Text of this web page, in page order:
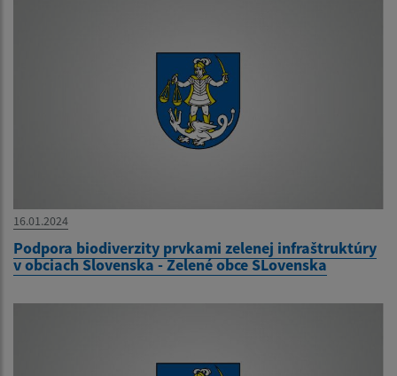
16.01.2024
Podpora biodiverzity prvkami zelenej infraštruktúry
v obciach Slovenska - Zelené obce SLovenska